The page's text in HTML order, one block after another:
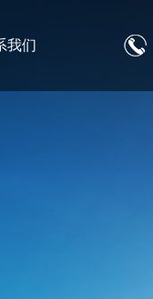
我们